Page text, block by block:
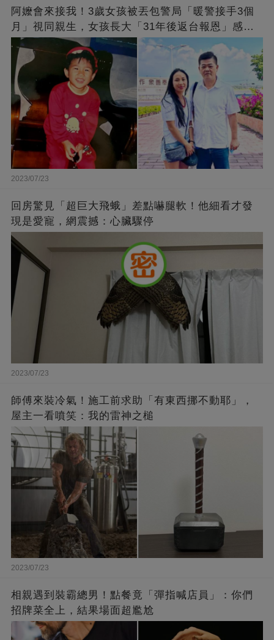
阿嬤會來接我！3歲女孩被丟包警局「暖警接手3個
月」視同親生，女孩長大「31年後返台報恩」感動
全網
2023/07/23
回房驚見「超巨大飛蛾」差點嚇腿軟！他細看才發
現是愛寵，網震撼：心臟驟停
2023/07/23
師傅來裝冷氣！施工前求助「有東西挪不動耶」，
屋主一看噴笑：我的雷神之槌
2023/07/23
相親遇到裝霸總男！點餐竟「彈指喊店員」：你們
招牌菜全上，結果場面超尷尬